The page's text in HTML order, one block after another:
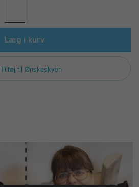
Læg i kurv
Tilføj til Ønskeskyen